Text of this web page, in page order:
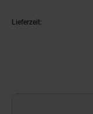
Lieferzeit: